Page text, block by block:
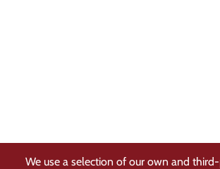
We use a selection of our own and